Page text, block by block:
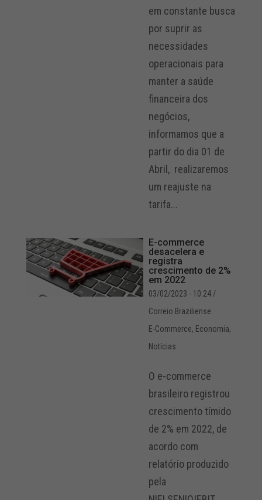
em constante busca
por suprir as
necessidades
operacionais para
manter a saúde
financeira dos
negócios,
informamos que a
partir do dia 01 de
Abril, realizaremos
um reajuste na
tarifa...
E-commerce
desacelera e
registra
crescimento de 2%
em 2022
03/02/2023 - 10:24/
Correio Braziliense
E-Commerce, Economia,
Notícias
O e-commerce
brasileiro registrou
crescimento tímido
de 2% em 2022, de
acordo com
relatório produzido
pela